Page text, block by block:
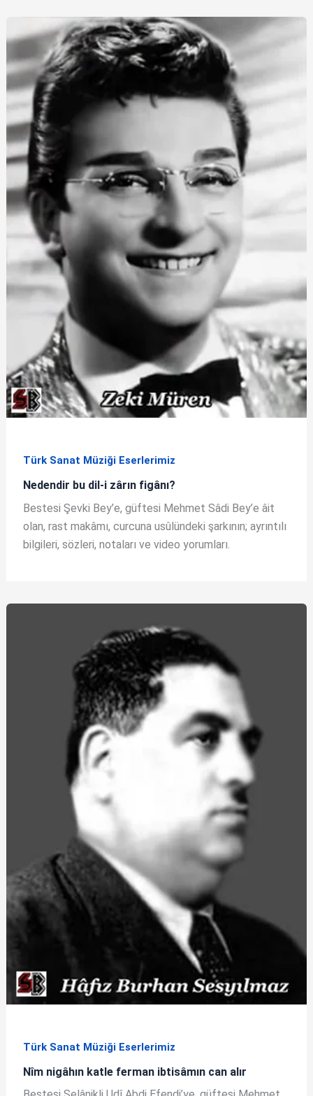
Türk Sanat Müziği Eserlerimiz
Nedendir bu dil-i zârın figânı?
Bestesi Şevki Bey’e, güftesi Mehmet Sâdi Bey’e âit
olan, rast makâmı, curcuna usûlündeki şarkının; ayrıntılı
bilgileri, sözleri, notaları ve video yorumları.
Türk Sanat Müziği Eserlerimiz
Nîm nigâhın katle ferman ibtisâmın can alır